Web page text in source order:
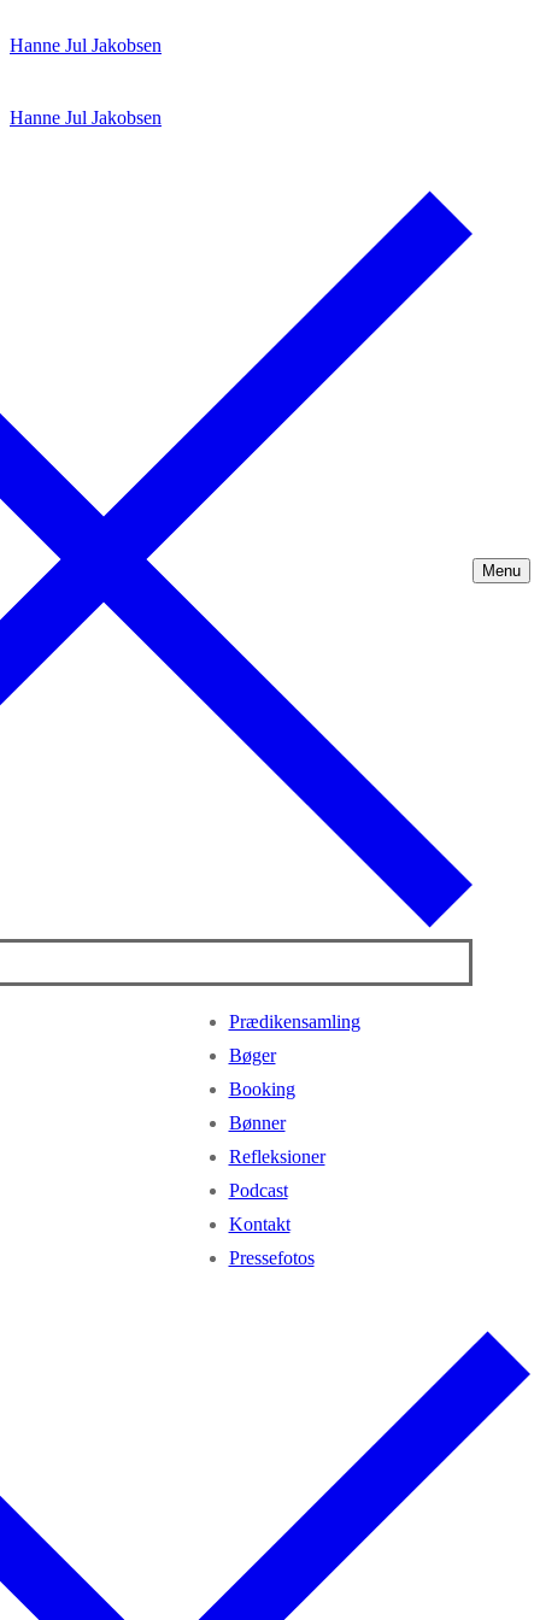
til
Hanne Jul Jakobsen
Hanne Jul Jakobsen
Menu
Prædikensamling
Bøger
Booking
Bønner
Refleksioner
Podcast
Kontakt
Pressefotos